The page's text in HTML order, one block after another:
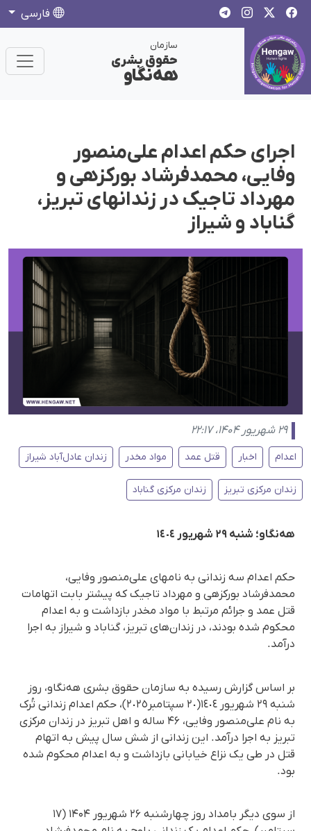
فارسی
سازمان
حقوق بشری
هەنگاو
اجرای حکم اعدام علی‌منصور
وفایی، محمدفرشاد بورکزهی و
مهرداد تاجیک در زندانهای تبریز،
گناباد و شیراز
۲۹ شهریور ۱۴۰۴، ۲۲:۱۷
اعدام اخبار قتل عمد مواد مخدر زندان عادل‌آباد شیراز
زندان مرکزی تبریز زندان مرکزی گناباد
هەنگاو؛ شنبە ٢٩ شهریور ١٤٠٤
حکم اعدام سە زندانی بە نامهای علی‌منصور وفایی،
محمدفرشاد بورکزهی و مهرداد تاجیک که پیشتر بابت اتهامات
قتل عمد و جرائم مرتبط با مواد مخدر بازداشت و به اعدام
محکوم شده بودند، در زندان‌های تبریز، گناباد و شیراز به اجرا
درآمد.
بر اساس گزارش رسیده به سازمان حقوق بشری هه‌نگاو، روز
شنبە ٢٩ شهریور ١٤٠٤(٢٠ سپتامبر٢٠٢٥)، حکم اعدام زندانی تُرک
بە نام علی‌منصور وفایی، ۴۶ ساله و اهل تبریز در زندان مرکزی
تبریز به اجرا درآمد. این زندانی از شش سال پیش به اتهام
قتل در طی یک نزاع خیابانی بازداشت و به اعدام محکوم شده
بود.
از سوی دیگر بامداد روز چهارشنبه ۲۶ شهریور ۱۴۰۴ (۱۷